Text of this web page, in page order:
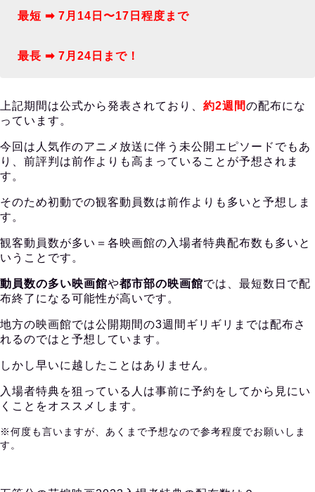
最短 ➡︎ 7月14日〜17日程度まで
最長 ➡︎ 7月24日まで！
上記期間は公式から発表されており、 約2週間の配布にな
っています。
今回は人気作のアニメ放送に伴う未公開エピソードでもあ
り、前評判は前作よりも高まっていることが予想されま
す。
そのため初動での観客動員数は前作よりも多いと予想しま
す。
観客動員数が多い＝各映画館の入場者特典配布数も多いと
いうことです。
動員数の多い映画館や都市部の映画館では、最短数日で配
布終了になる可能性が高いです。
地方の映画館では公開期間の3週間ギリギリまでは配布さ
れるのではと予想しています。
しかし早いに越したことはありません。
入場者特典を狙っている人は事前に予約をしてから見にい
くことをオススメします。
※何度も言いますが、あくまで予想なので参考程度でお願いしま
す。